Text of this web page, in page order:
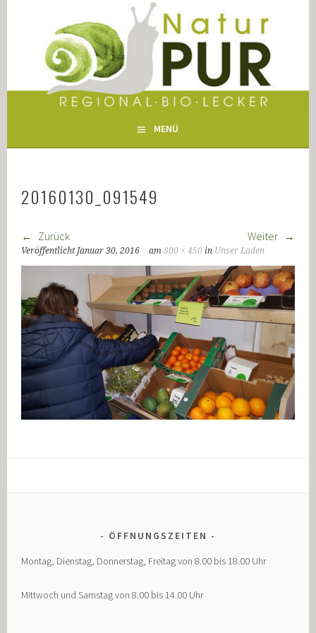
NATUR PUR WERTINGEN
MENÜ
20160130_091549
Zurück Weiter
Veröffentlicht Januar 30, 2016 am800 × 450 in Unser Laden
ÖFFNUNGSZEITEN
Montag, Dienstag, Donnerstag, Freitag von 8.00 bis 18.00 Uhr
Mittwoch und Samstag von 8.00 bis 14.00 Uhr